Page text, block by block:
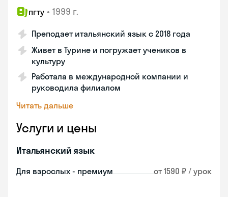
пгту • 1999 г.
Преподает итальянский язык с 2018 года
Живет в Турине и погружает учеников в
культуру
Работала в международной компании и
руководила филиалом
Читать дальше
Услуги и цены
Итальянский язык
Для взрослых - премиум от 1590 ₽ / урок